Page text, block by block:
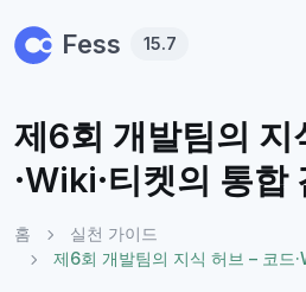
Fess 15.7
제6회 개발팀의 지
·Wiki·티켓의 통합
홈
실천 가이드
제6회 개발팀의 지식 허브 – 코드